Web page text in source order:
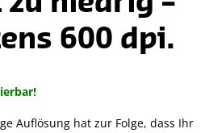
600 dpi.
Auflösung hat zur Folge, dass Ihr